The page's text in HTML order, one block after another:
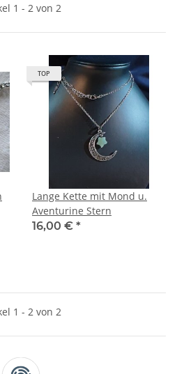
1 - 2 von 2
TOP
Lange Kette mit Mond u.
Aventurine Stern
16,00 € *
1 - 2 von 2